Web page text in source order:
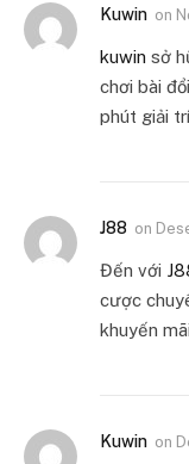
Kuwin on
kuwin sở
chơi bài
phút giải
J88 on
Đến với
cược
khuyến
Kuwin on